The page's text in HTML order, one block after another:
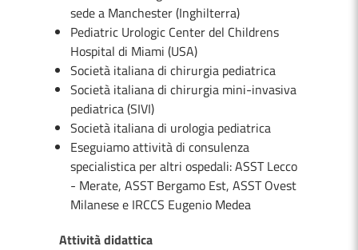
sede a Manchester (Inghilterra)
Pediatric Urologic Center del Childrens
Hospital di Miami (USA)
Società italiana di chirurgia pediatrica
Società italiana di chirurgia mini-invasiva
pediatrica (SIVI)
Società italiana di urologia pediatrica
Eseguiamo attività di consulenza
specialistica per altri ospedali: ASST Lecco
- Merate, ASST Bergamo Est, ASST Ovest
Milanese e IRCCS Eugenio Medea
Attività didattica